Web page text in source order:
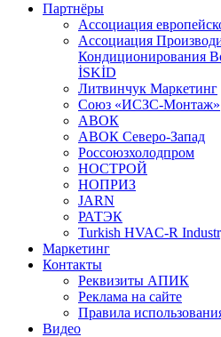
Партнёры
Ассоциация
Aссоциация
Кондиционирования
İSKİD
Литвинчук Маркетинг
Союз «ИСЗС-Монтаж»
АВОК
АВОК Северо-Запад
Россоюзхолодпром
НОСТРОЙ
НОПРИЗ
JARN
РАТЭК
Turkish HVAC-R
Маркетинг
Контакты
Реквизиты АПИК
Реклама на сайте
Правила
Видео